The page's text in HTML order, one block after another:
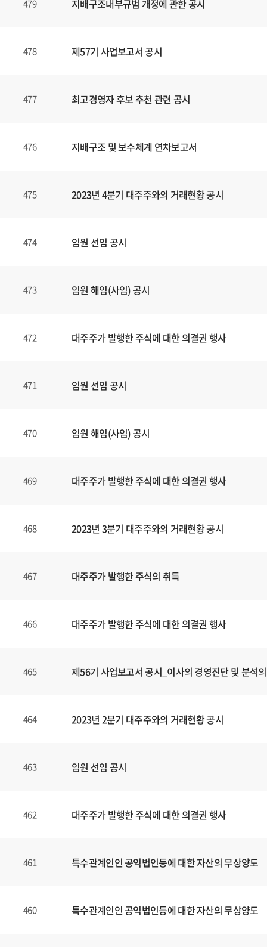
479 지배구조내부규범 개정에 관한 공시
478 제57기 사업보고서 공시
477 최고경영자 후보 추천 관련 공시
476 지배구조 및 보수체계 연차보고서
475 2023년 4분기 대주주와의 거래현황 공시
474 임원 선임 공시
473 임원 해임(사임) 공시
472 대주주가 발행한 주식에 대한 의결권 행사
471 임원 선임 공시
470 임원 해임(사임) 공시
469 대주주가 발행한 주식에 대한 의결권 행사
468 2023년 3분기 대주주와의 거래현황 공시
467 대주주가 발행한 주식의 취득
466 대주주가 발행한 주식에 대한 의결권 행사
465 제56기 사업보고서 공시_이사의 경영진단 및 분석
464 2023년 2분기 대주주와의 거래현황 공시
463 임원 선임 공시
462 대주주가 발행한 주식에 대한 의결권 행사
461 특수관계인인 공익법인등에 대한 자산의 무상양도
460 특수관계인인 공익법인등에 대한 자산의 무상양도